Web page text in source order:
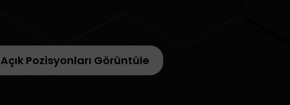
Açık Pozisyonları Görüntüle